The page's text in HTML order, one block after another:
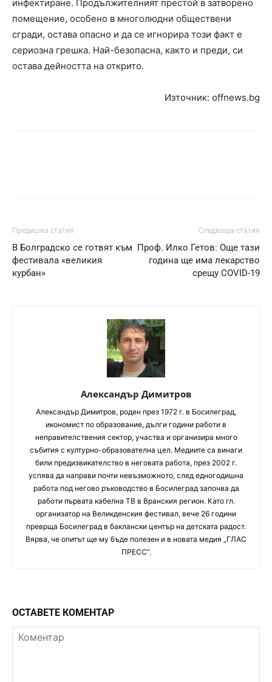
инфектиране. Продължителният престой в затворено
помещение, особено в многолюдни обществени
сгради, остава опасно и да се игнорира този факт е
сериозна грешка. Най-безопасна, както и преди, си
остава дейността на открито.
Източник: offnews.bg
Предишна статия
В Болградско се готвят към
фестивала «великия
курбан»
Следваща статия
Проф. Илко Гетов: Още тази
година ще има лекарство
срещу COVID-19
Александър Димитров
Aлександър Димитров, роден през 1972 г. в Босилеград,
икономист по образование, дълги години работи в
неправителствения сектор, участва и организира много
събития с културно-образователна цел. Медиите са винаги
били предизвикателство в неговата работа, през 2002 г.
успява да направи почти невъзможното, след едногодишна
работа под негово ръководство в Босилеград започва да
работи първата кабелна ТВ в Вранския регион. Като гл.
организатор на Великденския фестивал, вече 26 години
преврща Босилеград в баклански център на детската радост.
Вярва, че опитът ще му бъде полезен и в новата медия „ГЛАС
ПРЕСС”.
ОСТАВЕТЕ КОМЕНТАР